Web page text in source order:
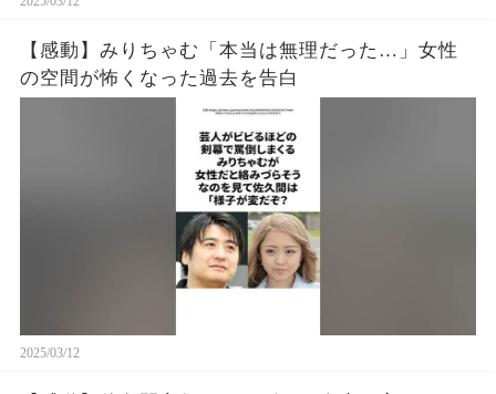
【感動】みりちゃむ「本当は無理だった…」女性
の空間が怖くなった過去を告白
2025/03/12